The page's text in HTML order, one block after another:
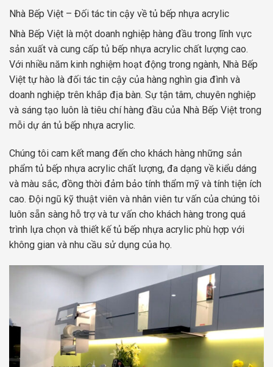
Nhà Bếp Việt – Đối tác tin cậy về tủ bếp nhựa acrylic
Nhà Bếp Việt là một doanh nghiệp hàng đầu trong lĩnh vực
sản xuất và cung cấp tủ bếp nhựa acrylic chất lượng cao.
Với nhiều năm kinh nghiệm hoạt động trong ngành, Nhà Bếp
Việt tự hào là đối tác tin cậy của hàng nghìn gia đình và
doanh nghiệp trên khắp địa bàn. Sự tận tâm, chuyên nghiệp
và sáng tạo luôn là tiêu chí hàng đầu của Nhà Bếp Việt trong
mỗi dự án tủ bếp nhựa acrylic.
Chúng tôi cam kết mang đến cho khách hàng những sản
phẩm tủ bếp nhựa acrylic chất lượng, đa dạng về kiểu dáng
và màu sắc, đồng thời đảm bảo tính thẩm mỹ và tính tiện ích
cao. Đội ngũ kỹ thuật viên và nhân viên tư vấn của chúng tôi
luôn sẵn sàng hỗ trợ và tư vấn cho khách hàng trong quá
trình lựa chọn và thiết kế tủ bếp nhựa acrylic phù hợp với
không gian và nhu cầu sử dụng của họ.